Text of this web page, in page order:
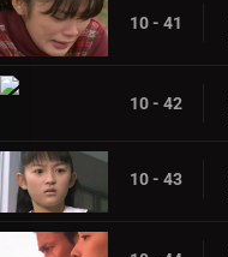
10 - 41
10 - 42
10 - 43